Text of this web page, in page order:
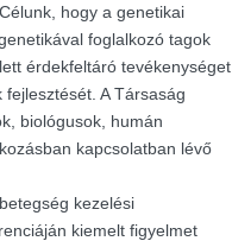
hogy a genetikai
foglalkozó tagok
érdekfeltáró tevékenységet
A Társaság
biológusok, humán
kapcsolatban lévő
kezelési
kiemelt figyelmet